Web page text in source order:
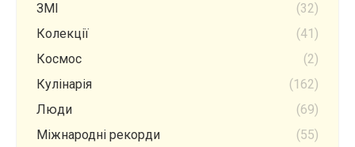
ЗМІ
(32)
Колекції
(41)
Космос
(2)
Кулінарія
(162)
Люди
(69)
Міжнародні рекорди
(55)